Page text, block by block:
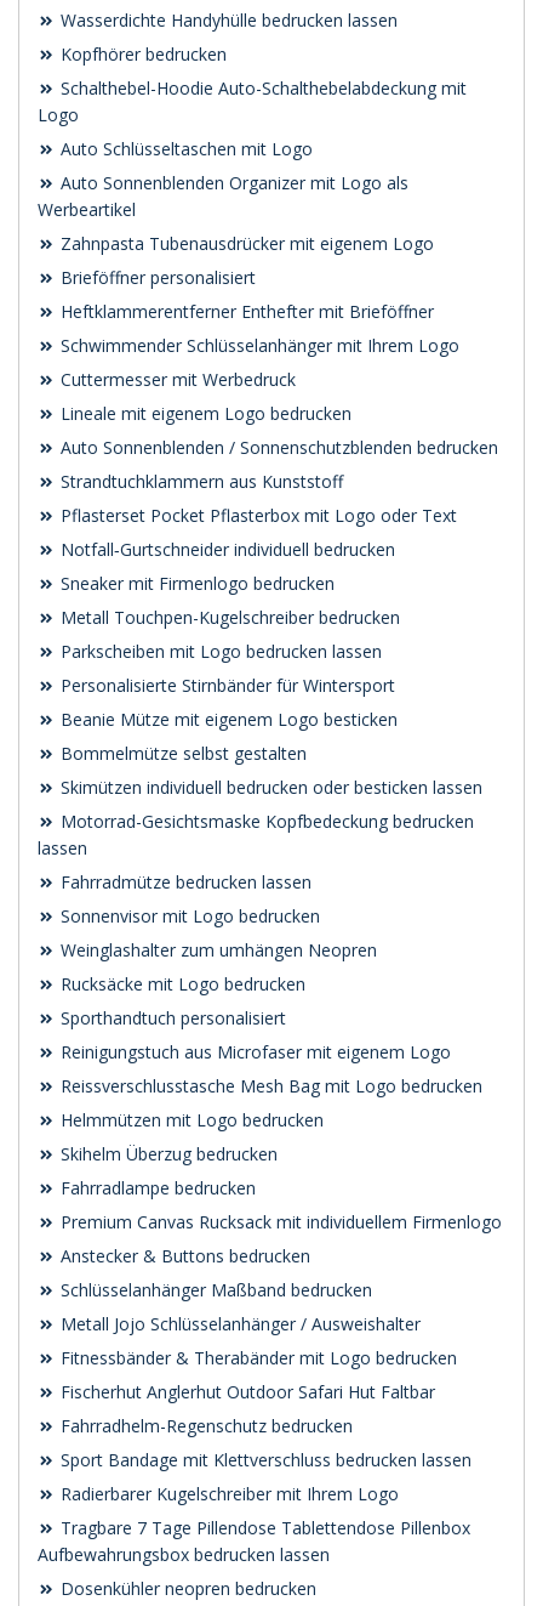
Wasserdichte Handyhülle bedrucken lassen
Kopfhörer bedrucken
Schalthebel-Hoodie Auto-Schalthebelabdeckung mit
Logo
Auto Schlüsseltaschen mit Logo
Auto Sonnenblenden Organizer mit Logo als
Werbeartikel
Zahnpasta Tubenausdrücker mit eigenem Logo
Brieföffner personalisiert
Heftklammerentferner Enthefter mit Brieföffner
Schwimmender Schlüsselanhänger mit Ihrem Logo
Cuttermesser mit Werbedruck
Lineale mit eigenem Logo bedrucken
Auto Sonnenblenden / Sonnenschutzblenden bedrucken
Strandtuchklammern aus Kunststoff
Pflasterset Pocket Pflasterbox mit Logo oder Text
Notfall‑Gurtschneider individuell bedrucken
Sneaker mit Firmenlogo bedrucken
Metall Touchpen-Kugelschreiber bedrucken
Parkscheiben mit Logo bedrucken lassen
Personalisierte Stirnbänder für Wintersport
Beanie Mütze mit eigenem Logo besticken
Bommelmütze selbst gestalten
Skimützen individuell bedrucken oder besticken lassen
Motorrad-Gesichtsmaske Kopfbedeckung bedrucken
lassen
Fahrradmütze bedrucken lassen
Sonnenvisor mit Logo bedrucken
Weinglashalter zum umhängen Neopren
Rucksäcke mit Logo bedrucken
Sporthandtuch personalisiert
Reinigungstuch aus Microfaser mit eigenem Logo
Reissverschlusstasche Mesh Bag mit Logo bedrucken
Helmmützen mit Logo bedrucken
Skihelm Überzug bedrucken
Fahrradlampe bedrucken
Premium Canvas Rucksack mit individuellem Firmenlogo
Anstecker & Buttons bedrucken
Schlüsselanhänger Maßband bedrucken
Metall Jojo Schlüsselanhänger / Ausweishalter
Fitnessbänder & Therabänder mit Logo bedrucken
Fischerhut Anglerhut Outdoor Safari Hut Faltbar
Fahrradhelm-Regenschutz bedrucken
Sport Bandage mit Klettverschluss bedrucken lassen
Radierbarer Kugelschreiber mit Ihrem Logo
Tragbare 7 Tage Pillendose Tablettendose Pillenbox
Aufbewahrungsbox bedrucken lassen
Dosenkühler neopren bedrucken